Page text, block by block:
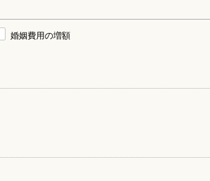
婚姻費用の増額